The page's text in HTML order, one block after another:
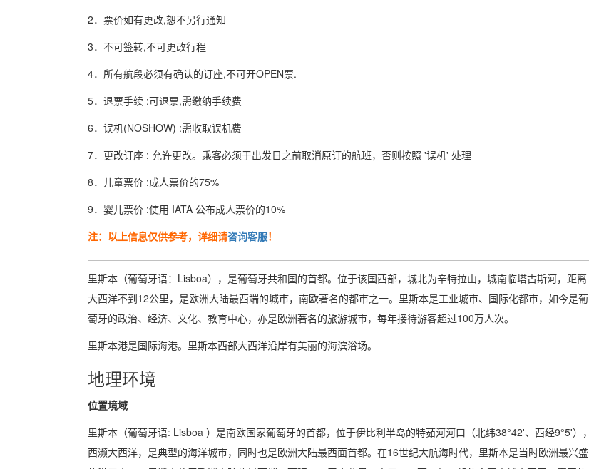
2．票价如有更改,恕不另行通知
3．不可签转,不可更改行程
4．所有航段必须有确认的订座,不可开OPEN票.
5．退票手续 :可退票,需缴纳手续费
6．误机(NOSHOW) :需收取误机费
7．更改订座 : 允许更改。乘客必须于出发日之前取消原订的航班，否则按照 '误机' 处理
8．儿童票价 :成人票价的75%
9．婴儿票价 :使用 IATA 公布成人票价的10%
注：以上信息仅供参考，详细请咨询客服！
里斯本（葡萄牙语：Lisboa），是葡萄牙共和国的首都。位于该国西部，城北为辛特拉山，城南临塔古斯河，距离
大西洋不到12公里，是欧洲大陆最西端的城市，南欧著名的都市之一。里斯本是工业城市、国际化都市，如今是葡
萄牙的政治、经济、文化、教育中心，亦是欧洲著名的旅游城市，每年接待游客超过100万人次。
里斯本港是国际海港。里斯本西部大西洋沿岸有美丽的海滨浴场。
地理环境
位置境域
里斯本（葡萄牙语: Lisboa ）是南欧国家葡萄牙的首都，位于伊比利半岛的特茹河河口（北纬38°42'、西经9°5'），
西濒大西洋，是典型的海洋城市，同时也是欧洲大陆最西面首都。在16世纪大航海时代，里斯本是当时欧洲最兴盛